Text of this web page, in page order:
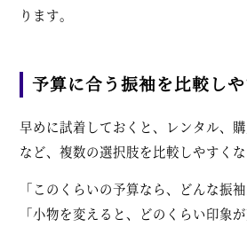
ります。
予算に合う振袖を比較し
早めに試着しておくと、レンタル、
など、複数の選択肢を比較しやすくな
「このくらいの予算なら、どんな振
「小物を変えると、どのくらい印象が